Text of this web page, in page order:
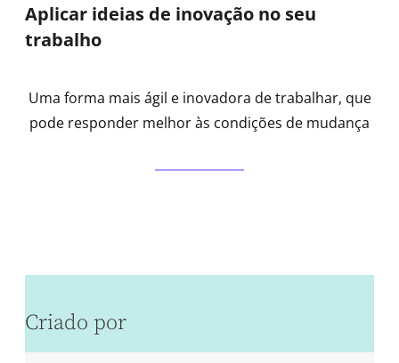
Aplicar ideias de inovação no seu
trabalho
Uma forma mais ágil e inovadora de trabalhar, que
pode responder melhor às condições de mudança
Criado por